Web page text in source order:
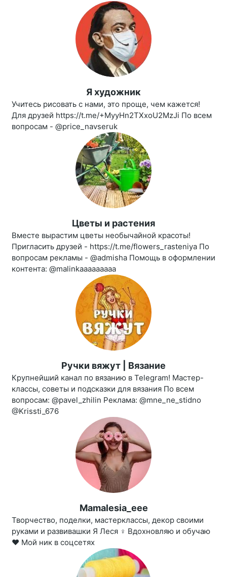
Я художник
Учитесь рисовать с нами, это проще, чем кажется!
Для друзей https://t.me/+MyyHn2TXxoU2MzJi По всем
вопросам - @price_navseruk
Цветы и растения
Вместе вырастим цветы необычайной красоты!
Пригласить друзей - https://t.me/flowers_rasteniya По
вопросам рекламы - @admisha Помощь в оформлении
контента: @malinkaaaaaaaaa
Ручки вяжут | Вязание
Крупнейший канал по вязанию в Telegram! Мастер-
классы, советы и подсказки для вязания По всем
вопросам: @pavel_zhilin Реклама: @mne_ne_stidno
@Krissti_676
Mamalesia_eee
Творчество, поделки, мастерклассы, декор своими
руками и развивашки Я Леся ‍♀️ Вдохновляю и обучаю
❤️ Мой ник в соцсетях